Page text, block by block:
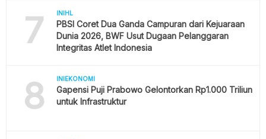
7 INIHL
PBSI Coret Dua Ganda Campuran dari Kejuaraan
Dunia 2026, BWF Usut Dugaan Pelanggaran
Integritas Atlet Indonesia
8 INIEKONOMI
Gapensi Puji Prabowo Gelontorkan Rp1.000 Triliun
untuk Infrastruktur